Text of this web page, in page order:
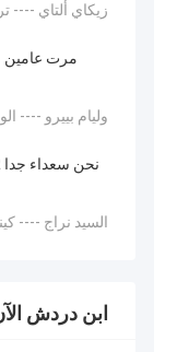
—— زيكاي ألتاي ----
مرت عامين
—— وليام بييرو ----
—— السيد نراج ----
ابن دردش